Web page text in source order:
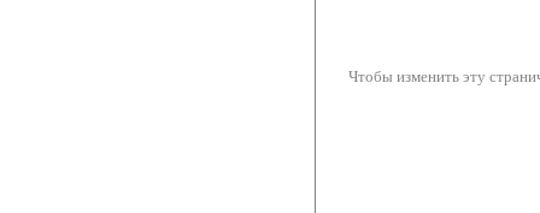
Чтобы изменить эту